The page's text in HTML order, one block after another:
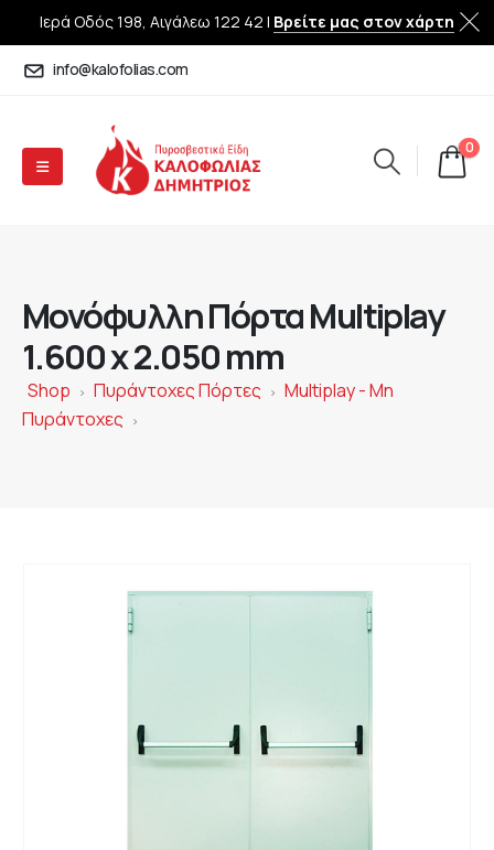
Ιερά Οδός 198, Αιγάλεω 122 42 | Βρείτε μας στον χάρτη
info@kalofolias.com
0
Μονόφυλλη Πόρτα Multiplay
1.600 x 2.050 mm
Shop > Πυράντοχες Πόρτες > Multiplay - Μη
Πυράντοχες
>